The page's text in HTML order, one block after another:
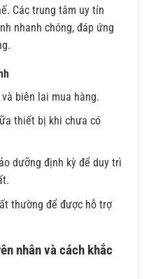
Các trung tâm uy tín
nhanh chóng, đáp ứng
biên lai mua hàng.
thiết bị khi chưa có
dưỡng định kỳ để duy trì
thường để được hỗ trợ
nhân và cách khắc